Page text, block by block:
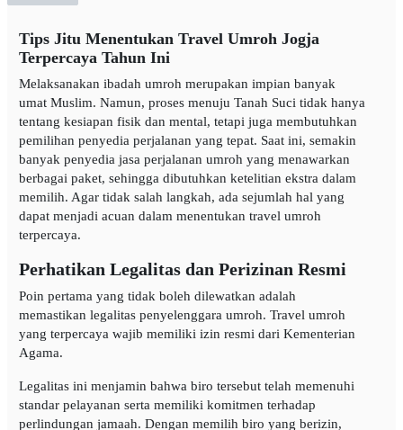
Tips Jitu Menentukan Travel Umroh Jogja
Terpercaya Tahun Ini
Melaksanakan ibadah umroh merupakan impian banyak
umat Muslim. Namun, proses menuju Tanah Suci tidak hanya
tentang kesiapan fisik dan mental, tetapi juga membutuhkan
pemilihan penyedia perjalanan yang tepat. Saat ini, semakin
banyak penyedia jasa perjalanan umroh yang menawarkan
berbagai paket, sehingga dibutuhkan ketelitian ekstra dalam
memilih. Agar tidak salah langkah, ada sejumlah hal yang
dapat menjadi acuan dalam menentukan travel umroh
terpercaya.
Perhatikan Legalitas dan Perizinan Resmi
Poin pertama yang tidak boleh dilewatkan adalah
memastikan legalitas penyelenggara umroh. Travel umroh
yang terpercaya wajib memiliki izin resmi dari Kementerian
Agama.
Legalitas ini menjamin bahwa biro tersebut telah memenuhi
standar pelayanan serta memiliki komitmen terhadap
perlindungan jamaah. Dengan memilih biro yang berizin,